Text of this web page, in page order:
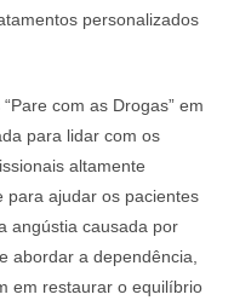
personalizados
com as Drogas” em
para lidar com os
altamente
para ajudar os pacientes
angústia causada por
abordar a dependência,
em restaurar o equilíbrio